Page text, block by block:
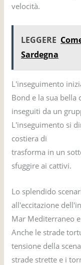
velocità.
LEGGERE
Sardegna
L'inseguimento
Bond e la sua bella
inseguiti da un
L'inseguimento si
costiera di
trasforma in un
sfuggire ai cattivi.
Lo splendido
all'eccitazione
Mar Mediterraneo
Anche le strade
tensione della
strade strette e i